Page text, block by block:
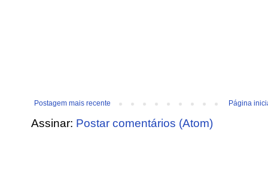
Postagem mais recente Página
Assinar: Postar comentários (Atom)